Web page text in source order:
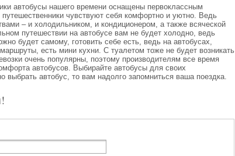
автобусы нашего времени оснащены первоклассным
чувствуют себя комфортно и уютно. Ведь
– и холодильником, и кондиционером, а также всяческой
путешествии на автобусе вам не будет холодно, ведь
будет самому, готовить себе есть, ведь на автобусах,
есть мини кухни. С туалетом тоже не будет возникать
очень популярны, поэтому производителям все время
автобусов. Выбирайте автобусы для своих
выбрать автобус, то вам надолго запомниться ваша поездка.